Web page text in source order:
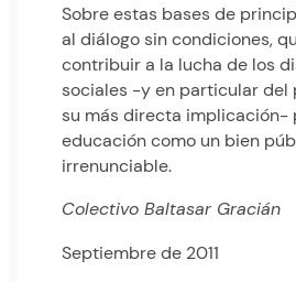
Sobre estas bases de
al diálogo sin condiciones,
contribuir a la lucha de los
sociales -y en particular del
su más directa implicación-
educación como un bien
irrenunciable.
Colectivo Baltasar Gracián
Septiembre de 2011